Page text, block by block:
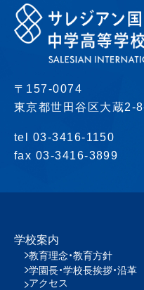
〒157-0074
東京都世田谷区大蔵2-
tel 03-3416-1150
fax 03-3416-3899
学校案内
教育理念・教育方針
学園長・学校長挨拶・沿革
アクセス